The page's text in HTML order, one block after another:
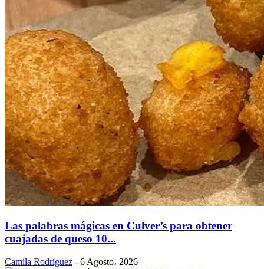
Las palabras mágicas en Culver’s para obtener
cuajadas de queso 10...
Camila Rodríguez - 6 Agosto، 2026